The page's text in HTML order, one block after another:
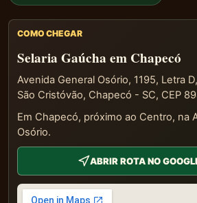
COMO CHEGAR
Selaria Gaúcha em Chapecó
Avenida General Osório, 1195, Letra
São Cristóvão, Chapecó - SC, CEP
Em Chapecó, próximo ao Centro, na
Osório.
ABRIR ROTA NO